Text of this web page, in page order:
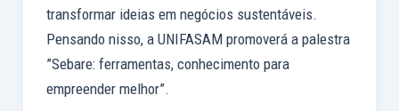
transformar ideias em negócios sustentáveis.
Pensando nisso, a UNIFASAM promoverá a palestra
”Sebare: ferramentas, conhecimento para
empreender melhor”.